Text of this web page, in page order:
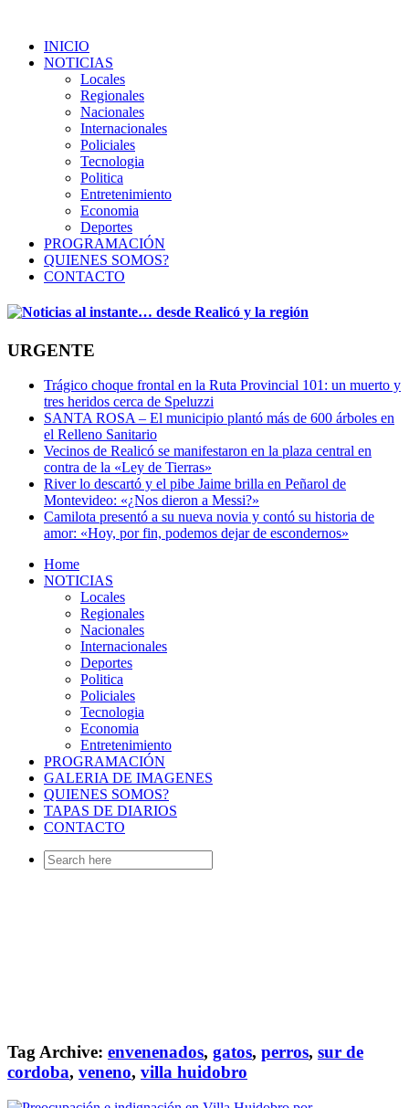
INICIO
NOTICIAS
Locales
Regionales
Nacionales
Internacionales
Policiales
Tecnologia
Politica
Entretenimiento
Economia
Deportes
PROGRAMACIÓN
QUIENES SOMOS?
CONTACTO
URGENTE
Trágico choque frontal en la Ruta Provincial 101: un muerto y
tres heridos cerca de Speluzzi
SANTA ROSA – El municipio plantó más de 600 árboles en
el Relleno Sanitario
Vecinos de Realicó se manifestaron en la plaza central en
contra de la «Ley de Tierras»
River lo descartó y el pibe Jaime brilla en Peñarol de
Montevideo: «¿Nos dieron a Messi?»
Camilota presentó a su nueva novia y contó su historia de
amor: «Hoy, por fin, podemos dejar de escondernos»
Home
NOTICIAS
Locales
Regionales
Nacionales
Internacionales
Deportes
Politica
Policiales
Tecnologia
Economia
Entretenimiento
PROGRAMACIÓN
GALERIA DE IMAGENES
QUIENES SOMOS?
TAPAS DE DIARIOS
CONTACTO
Search
for:
Tag Archive: envenenados, gatos, perros, sur de
cordoba, veneno, villa huidobro